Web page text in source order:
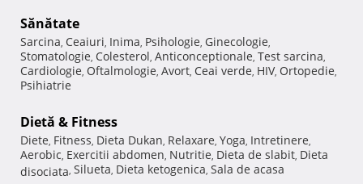
Sănătate
Sarcina, Ceaiuri, Inima, Psihologie, Ginecologie,
Stomatologie, Colesterol, Anticonceptionale, Test sarcina,
Cardiologie, Oftalmologie, Avort, Ceai verde, HIV, Ortopedie,
Psihiatrie
Dietă & Fitness
Diete, Fitness, Dieta Dukan, Relaxare, Yoga, Intretinere,
Aerobic, Exercitii abdomen, Nutritie, Dieta de slabit, Dieta
disociata, Silueta, Dieta ketogenica, Sala de acasa